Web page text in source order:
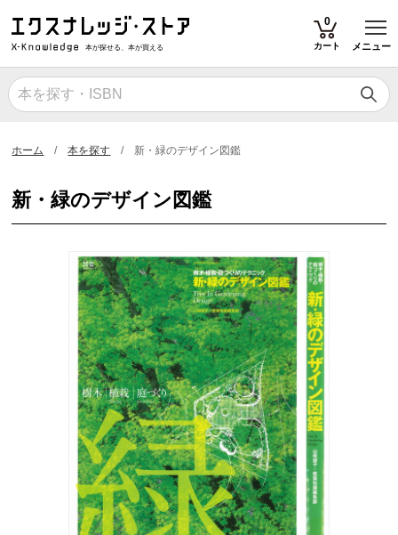
本が探せる、本が買える
0
カート メニュー
ホーム 本を探す 新・緑のデザイン図鑑
新・緑のデザイン図鑑